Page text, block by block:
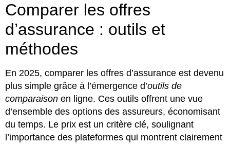
Comparer les offres
d’assurance : outils et
méthodes
En 2025, comparer les offres d’assurance est devenu
plus simple grâce à l’émergence d’outils de
comparaison en ligne. Ces outils offrent une vue
d’ensemble des options des assureurs, économisant
du temps. Le prix est un critère clé, soulignant
l’importance des plateformes qui montrent clairement